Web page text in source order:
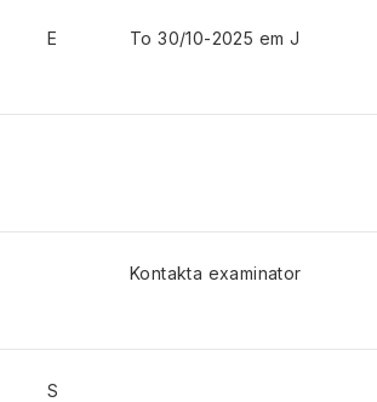
E To 30/10-2025 em J
Kontakta examinator
S